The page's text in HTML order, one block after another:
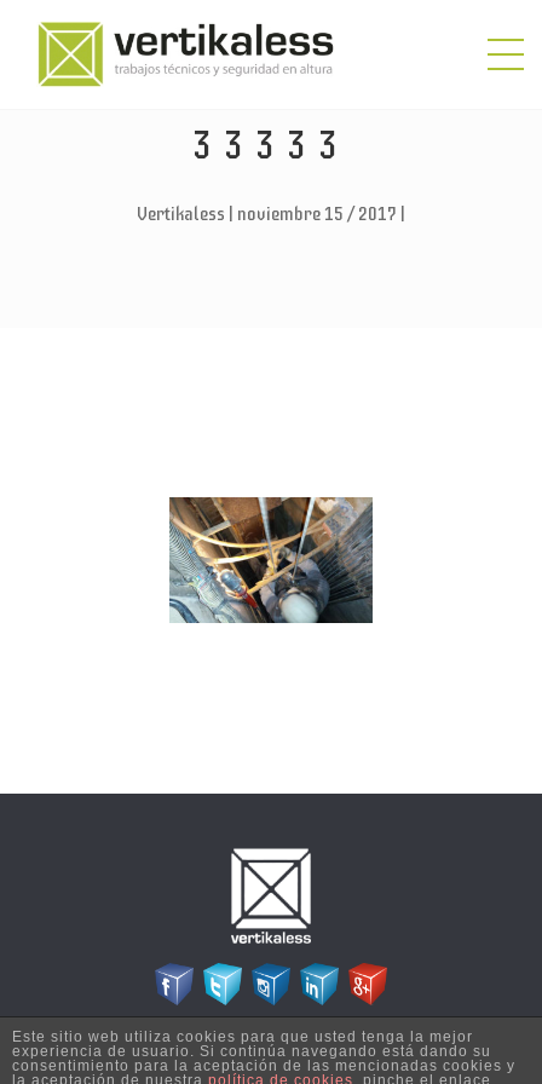
33333
Vertikaless | noviembre 15 / 2017 |
Copyright © 2026 Vertikaless - Todos los derechos reservados | Diseñado por
Esija Informática S.L.
Este sitio web utiliza cookies para que usted tenga la mejor
experiencia de usuario. Si continúa navegando está dando su
consentimiento para la aceptación de las mencionadas cookies y
la aceptación de nuestra política de cookies , pinche el enlace